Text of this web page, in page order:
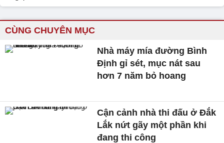
CÙNG CHUYÊN MỤC
Nhà máy mía đường Bình
Định gỉ sét, mục nát sau
hơn 7 năm bỏ hoang
Cận cảnh nhà thi đấu ở Đắk
Lắk nứt gãy một phần khi
đang thi công